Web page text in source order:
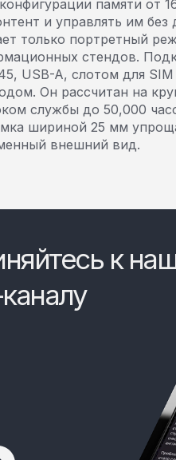
памяти от
и управлять им
только портретный
стендов.
USB-A, слотом для
Он рассчитан на
службы до 50,000
шириной 25 мм
внешний вид.
к